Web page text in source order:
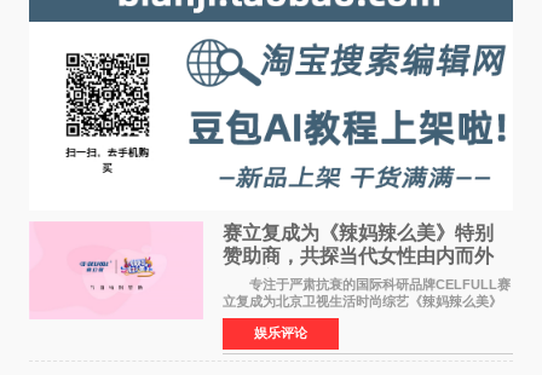
赛立复成为《辣妈辣么美》特别
赞助商，共探当代女性由内而外
活力美
专注于严肃抗衰的国际科研品牌CELFULL赛
立复成为北京卫视生活时尚综艺《辣妈辣么美》
的特别赞助商,明星辣妈袁咏仪倾情参与，向广大
都市女性传递健康生活新主张，寄语当代女性在
家庭与自我之间
娱乐评论